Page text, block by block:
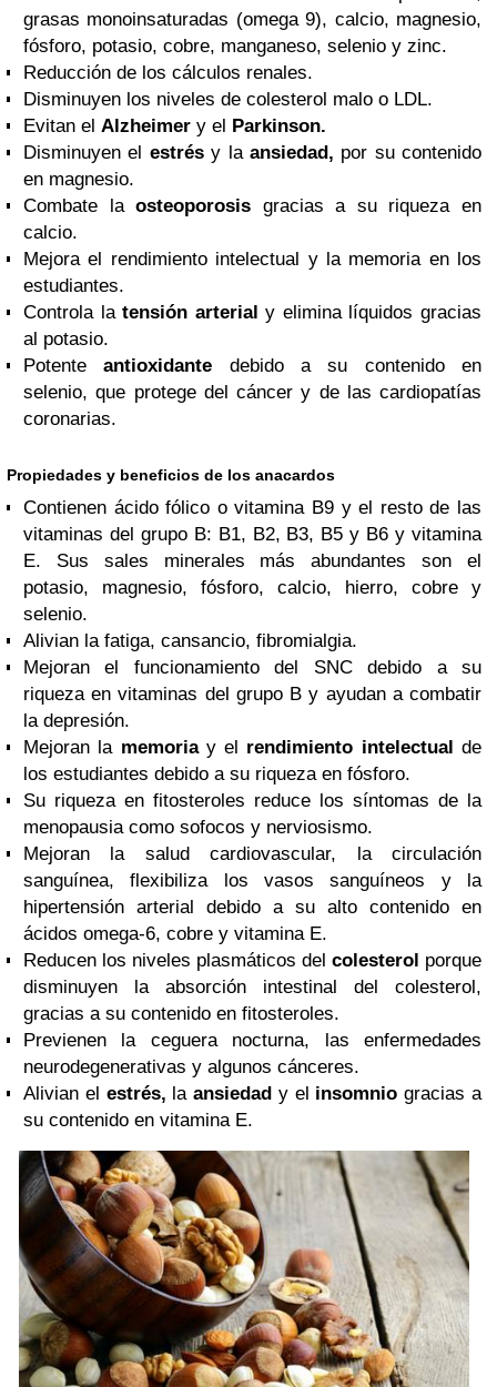
grasas monoinsaturadas (omega 9), calcio, magnesio,
fósforo, potasio, cobre, manganeso, selenio y zinc.
Reducción de los cálculos renales.
Disminuyen los niveles de colesterol malo o LDL.
Evitan el Alzheimer y el Parkinson.
Disminuyen el estrésy la ansiedad, por su contenido
en magnesio.
Combate laosteoporosis gracias a su riqueza en
calcio.
Mejora el rendimiento intelectual y la memoria en los
estudiantes.
Controla latensión arterial y elimina líquidos gracias
al potasio.
Potenteantioxidante debido a su contenido en
selenio, que protege del cáncer y de las cardiopatías
coronarias.
Propiedades y beneficios de los anacardos
Contienen ácido fólico o vitamina B9 y el resto de las
vitaminas del grupo B: B1, B2, B3, B5 y B6 y vitamina
E. Sus sales minerales más abundantes son el
potasio, magnesio, fósforo, calcio, hierro, cobre y
selenio.
Alivian la fatiga, cansancio, fibromialgia.
Mejoran el funcionamiento del SNC debido a su
riqueza en vitaminas del grupo B y ayudan a combatir
la depresión.
Mejoran la memoriay el rendimiento intelectual de
los estudiantes debido a su riqueza en fósforo.
Su riqueza en fitosteroles reduce los síntomas de la
menopausia como sofocos y nerviosismo.
Mejoran la salud cardiovascular, la circulación
sanguínea, flexibiliza los vasos sanguíneos y la
hipertensión arterial debido a su alto contenido en
ácidos omega-6, cobre y vitamina E.
Reducen los niveles plasmáticos del colesterol porque
disminuyen la absorción intestinal del colesterol,
gracias a su contenido en fitosteroles.
Previenen la ceguera nocturna, las enfermedades
neurodegenerativas y algunos cánceres.
Alivian el estrés, laansiedad y el insomnio gracias a
su contenido en vitamina E.